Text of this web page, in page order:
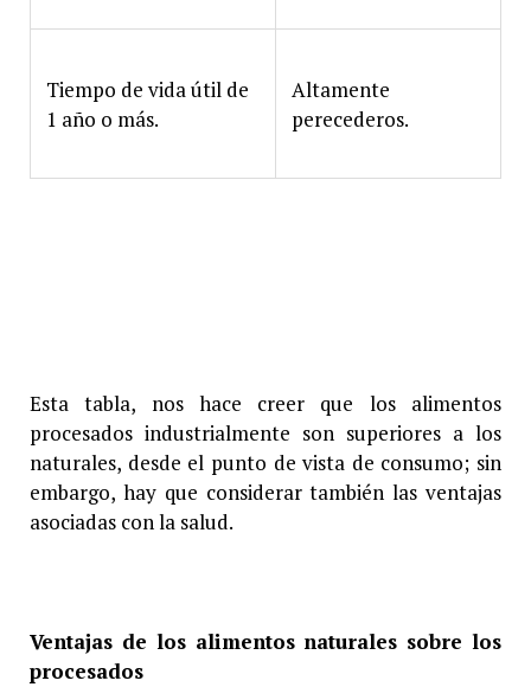
Tiempo de vida útil de
1 año o más.
Altamente
perecederos.
Esta tabla, nos hace creer que los alimentos
procesados industrialmente son superiores a los
naturales, desde el punto de vista de consumo; sin
embargo, hay que considerar también las ventajas
asociadas con la salud.
Ventajas de los alimentos naturales sobre los
procesados